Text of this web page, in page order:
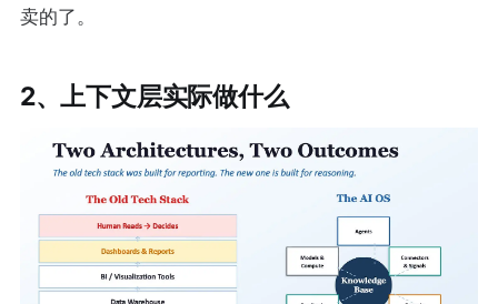
卖的了。
2、上下文层实际做什么